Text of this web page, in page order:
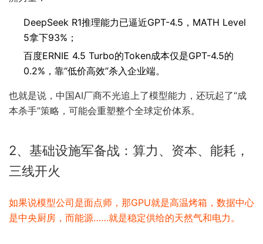
DeepSeek R1推理能力已逼近GPT-4.5，MATH Level
5拿下93%；
百度ERNIE 4.5 Turbo的Token成本仅是GPT-4.5的
0.2%，靠“低价高效”杀入企业端。
也就是说，中国AI厂商不光追上了模型能力，还玩起了“成
本杀手”策略，可能会重塑整个全球定价体系。
2、基础设施军备战：算力、资本、能耗，
三线开火
如果说模型公司是面点师，那GPU就是高温烤箱，数据中心
是中央厨房，而能源……就是稳定供给的天然气和电力。